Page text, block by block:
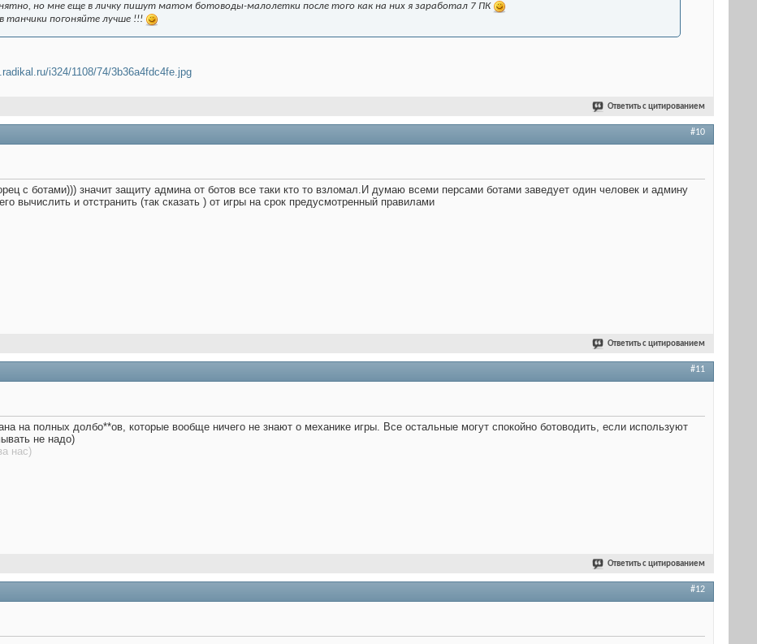
но мне еще в личку пишут матом ботоводы-малолетки после того как на них я заработал 7 ПК
танчики погоняйте лучше !!!
i324/1108/74/3b36a4fdc4fe.jpg
Ответить с цитированием
#10
с ботами))) значит защиту админа от ботов все таки кто то взломал.И думаю всеми персами ботами заведует один человек и админу
вычислить и отстранить (так сказать ) от игры на срок предусмотренный правилами
Ответить с цитированием
#11
на полных долбо**ов, которые вообще ничего не знают о механике игры. Все остальные могут спокойно ботоводить, если используют
не надо)
нас)
Ответить с цитированием
#12